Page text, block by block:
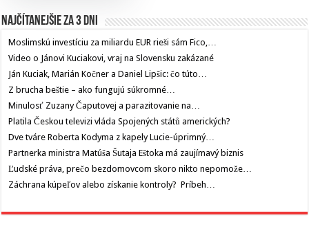
Najčítanejšie za 3 dni
Moslimskú investíciu za miliardu EUR rieši sám Fico,…
Video o Jánovi Kuciakovi, vraj na Slovensku zakázané
Ján Kuciak, Marián Kočner a Daniel Lipšic: čo túto…
Z brucha beštie – ako fungujú súkromné…
Minulosť Zuzany Čaputovej a parazitovanie na…
Platila Českou televizi vláda Spojených států amerických?
Dve tváre Roberta Kodyma z kapely Lucie-úprimný…
Partnerka ministra Matúša Šutaja Eštoka má zaujímavý biznis
Ľudské práva, prečo bezdomovcom skoro nikto nepomože…
Záchrana kúpeľov alebo získanie kontroly? Príbeh…